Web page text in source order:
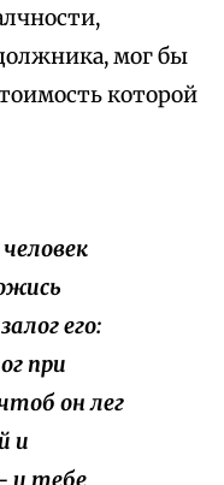
мог бы
которой
его:
при
он лег
и